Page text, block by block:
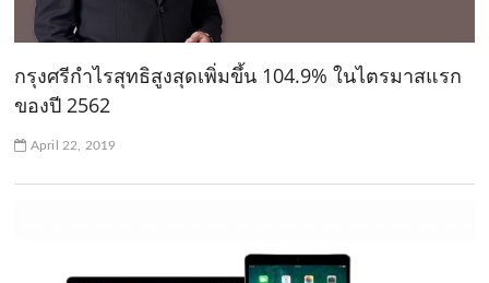
กรุงศรีกำไรสุทธิสูงสุดเพิ่มขึ้น 104.9% ในไตรมาสแรก
ของปี 2562
April 22, 2019